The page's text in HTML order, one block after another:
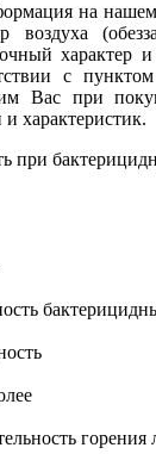
на
воздуха
характер
с
Вас при
характеристик.
при
горения